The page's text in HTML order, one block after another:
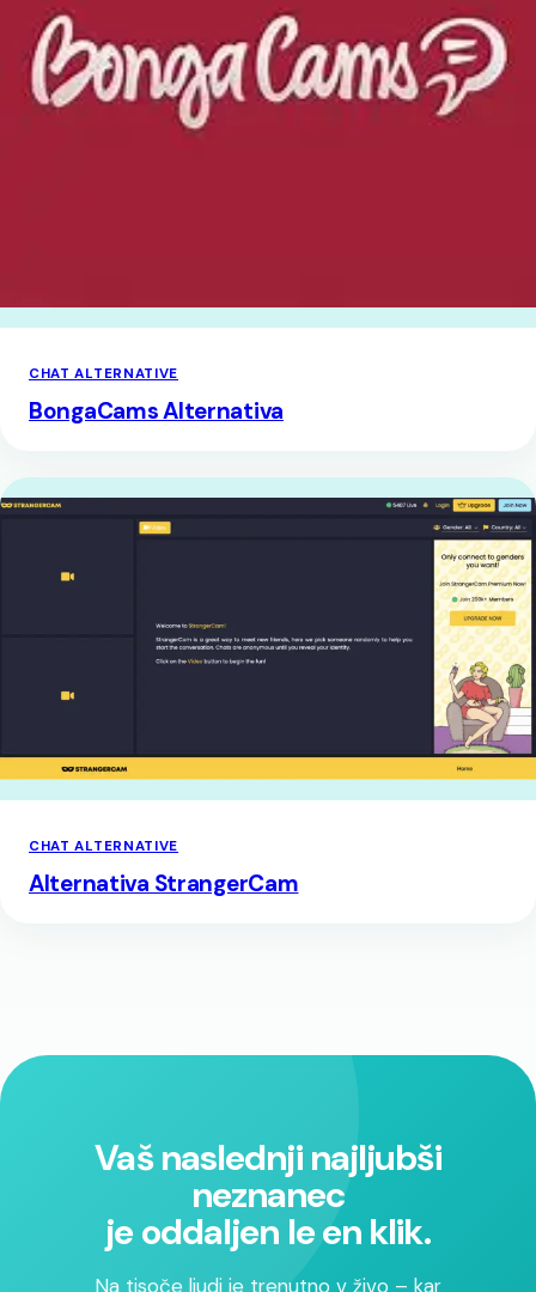
CHAT ALTERNATIVE
BongaCams Alternativa
CHAT ALTERNATIVE
Alternativa StrangerCam
Vaš naslednji najljubši
neznanec
je oddaljen le en klik.
Na tisoče ljudi je trenutno v živo – kar